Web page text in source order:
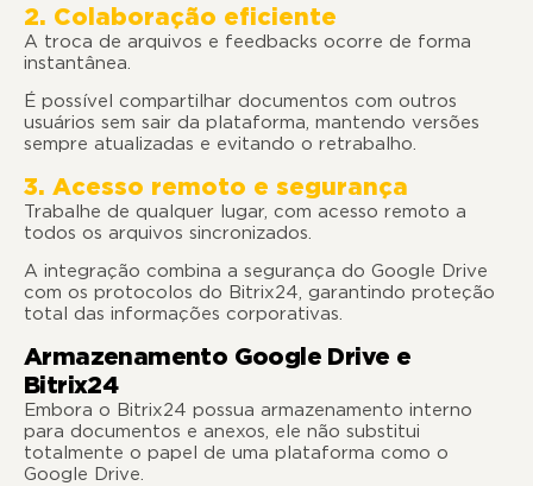
2. Colaboração eficiente
A troca de arquivos e feedbacks ocorre de forma
instantânea.
É possível compartilhar documentos com outros
usuários sem sair da plataforma, mantendo versões
sempre atualizadas e evitando o retrabalho.
3. Acesso remoto e segurança
Trabalhe de qualquer lugar, com acesso remoto a
todos os arquivos sincronizados.
A integração combina a segurança do Google Drive
com os protocolos do Bitrix24, garantindo proteção
total das informações corporativas.
Armazenamento Google Drive e
Bitrix24
Embora o Bitrix24 possua armazenamento interno
para documentos e anexos, ele não substitui
totalmente o papel de uma plataforma como o
Google Drive.